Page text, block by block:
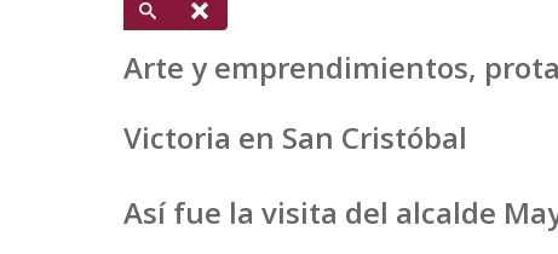
Arte y emprendimientos,
Victoria en San Cristóbal
Así fue la visita del alcalde